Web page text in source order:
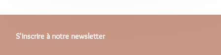
S'inscrire à notre newsletter